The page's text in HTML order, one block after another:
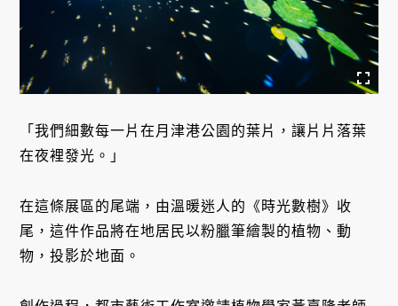
「我們細數每一片在月津港公園的葉片，讓片片落葉
在夜裡發光。」
在這條展區的尾端，由溫暖迷人的《時光數樹》收
尾，這件作品將在地居民以粉臘筆繪製的植物、動
物，投影於地面。